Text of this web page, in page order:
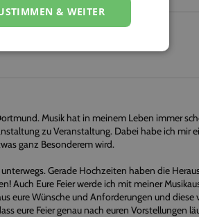
Musik hat in meinem Leben immer
zu Veranstaltung. Dabei habe ich mir
ganz Besonderem wird.
Gerade Hochzeiten haben die
Auch Eure Feier werde ich mit meiner
eure Wünsche und Anforderungen und diese
eure Feier genau nach euren Vorstellungen
& WEITER